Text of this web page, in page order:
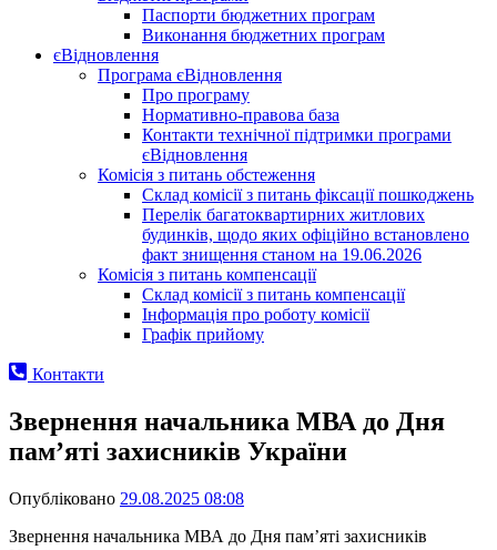
Паспорти бюджетних програм
Виконання бюджетних програм
єВідновлення
Програма єВідновлення
Про програму
Нормативно-правова база
Контакти технічної підтримки програми
єВідновлення
Комісія з питань обстеження
Склад комісії з питань фіксації пошкоджень
Перелік багатоквартирних житлових
будинків, щодо яких офіційно встановлено
факт знищення станом на 19.06.2026
Комісія з питань компенсації
Склад комісії з питань компенсації
Інформація про роботу комісії
Графік прийому
Контакти
Звернення начальника МВА до Дня
пам’яті захисників України
Опубліковано 29.08.2025 08:08
Звернення начальника МВА до Дня пам’яті захисників